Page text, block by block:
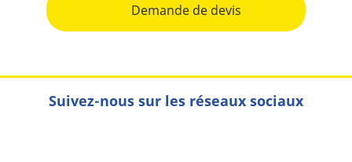
Demande de devis
Suivez-nous sur les réseaux sociaux